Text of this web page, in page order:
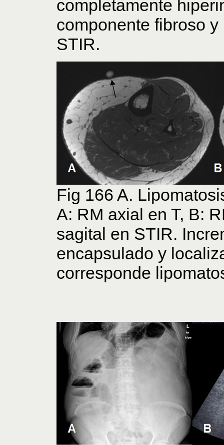
completamente
componente fibroso
STIR.
Fig 166 A.
A: RM axial en T, B:
sagital en STIR.
encapsulado y
corresponde